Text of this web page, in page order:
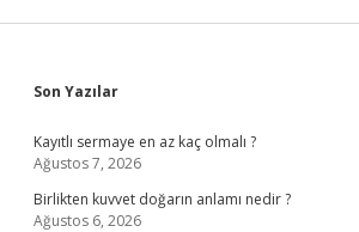
Sidebar
Son Yazılar
Kayıtlı sermaye en az kaç olmalı ?
Ağustos 7, 2026
Birlikten kuvvet doğarın anlamı nedir ?
Ağustos 6, 2026